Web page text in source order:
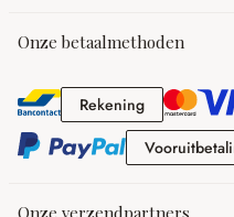
Onze betaalmethoden
RekeningRekening
Onze verzendpartners